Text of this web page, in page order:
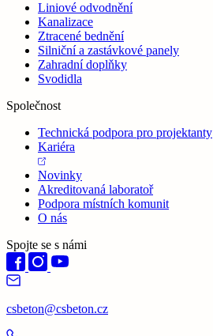
Liniové odvodnění
Kanalizace
Ztracené bednění
Silniční a zastávkové panely
Zahradní doplňky
Svodidla
Společnost
Technická podpora pro projektanty
Kariéra
Novinky
Akreditovaná laboratoř
Podpora místních komunit
O nás
Spojte se s námi
csbeton@csbeton.cz